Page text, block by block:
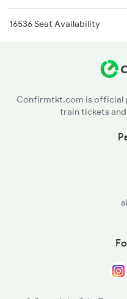
16536 Seat Availability
Confirmtkt.com is official
train tickets